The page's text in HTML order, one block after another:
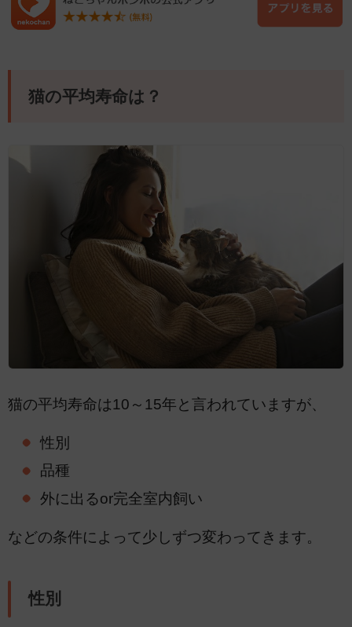
猫の平均寿命は？
猫の平均寿命は10～15年と言われていますが、
性別
品種
外に出るor完全室内飼い
などの条件によって少しずつ変わってきます。
性別